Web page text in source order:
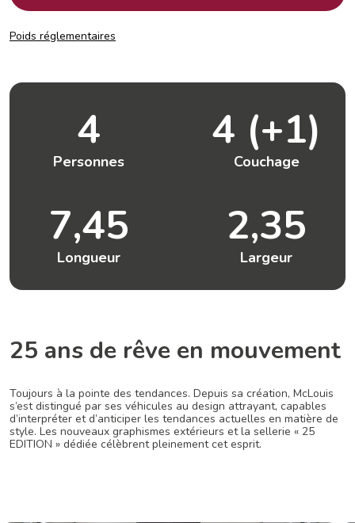
Poids réglementaires
4
Personnes
4 (+1)
Couchage
7,45
Longueur
2,35
Largeur
25 ans de rêve en mouvement
Toujours à la pointe des tendances. Depuis sa création, McLouis
s’est distingué par ses véhicules au design attrayant, capables
d’interpréter et d’anticiper les tendances actuelles en matière de
style. Les nouveaux graphismes extérieurs et la sellerie « 25
EDITION » dédiée célèbrent pleinement cet esprit.